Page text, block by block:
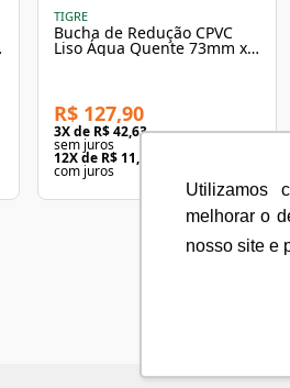
Utilizamos
melhorar o
nosso site e
TIGRE
Bucha de Redução CPVC
Liso Água Quente 73mm x
54mm Aquaterm - Tigre
R$ 127,90
3X de R$ 42,63
sem juros
12X de R$ 11,36
com juros